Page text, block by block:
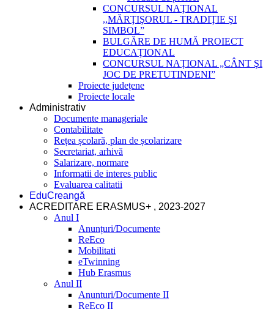
CONCURSUL NAŢIONAL
,,MĂRŢIŞORUL - TRADIŢIE ŞI
SIMBOL”
BULGĂRE DE HUMĂ PROIECT
EDUCAŢIONAL
CONCURSUL NAȚIONAL „CÂNT ŞI
JOC DE PRETUTINDENI”
Proiecte județene
Proiecte locale
Administrativ
Documente manageriale
Contabilitate
Rețea școlară, plan de școlarizare
Secretariat, arhivă
Salarizare, normare
Informatii de interes public
Evaluarea calitatii
EduCreangă
ACREDITARE ERASMUS+ , 2023-2027
Anul I
Anunțuri/Documente
ReEco
Mobilitati
eTwinning
Hub Erasmus
Anul II
Anunturi/Documente II
ReEco II